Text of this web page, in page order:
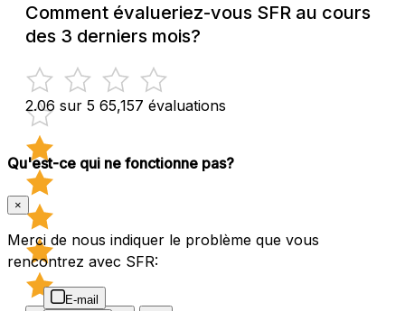
Comment évalueriez-vous SFR au cours
des 3 derniers mois?
2.06 sur 5 65,157 évaluations
Qu'est-ce qui ne fonctionne pas?
×
Merci de nous indiquer le problème que vous
rencontrez avec SFR:
E-mail